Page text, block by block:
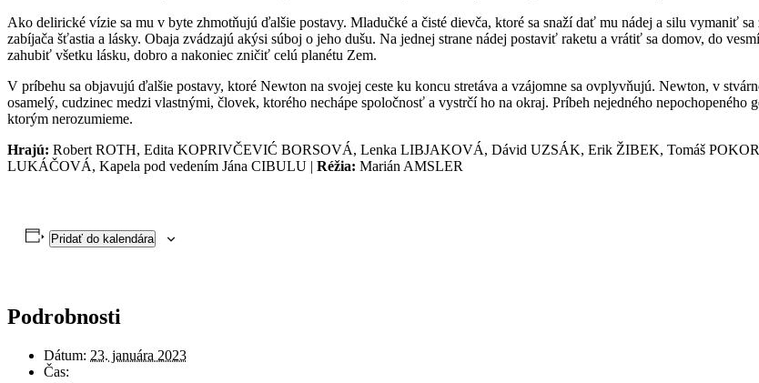
Ako delirické vízie sa mu v byte zhmotňujú ďalšie postavy. Mladučké a čisté dievča, ktoré sa snaží dať mu nádej a silu vymaniť
zabíjača šťastia a lásky. Obaja zvádzajú akýsi súboj o jeho dušu. Na jednej strane nádej postaviť raketu a vrátiť sa domov, do
zahubiť všetku lásku, dobro a nakoniec zničiť celú planétu Zem.
V príbehu sa objavujú ďalšie postavy, ktoré Newton na svojej ceste ku koncu stretáva a vzájomne sa ovplyvňujú. Newton, v
osamelý, cudzinec medzi vlastnými, človek, ktorého nechápe spoločnosť a vystrčí ho na okraj. Príbeh nejedného nepochopeného
ktorým nerozumieme.
Hrajú: Robert ROTH, Edita KOPRIVČEVIĆ BORSOVÁ, Lenka LIBJAKOVÁ, Dávid UZSÁK, Erik ŽIBEK, Tomáš
LUKÁČOVÁ, Kapela pod vedením Jána CIBULU | Réžia: Marián AMSLER
Pridať do kalendára
Podrobnosti
Dátum: 23. januára 2023
Čas: